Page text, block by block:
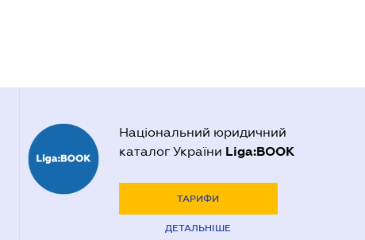
Національний юридичний
каталог України Liga:BOOK
ТАРИФИ
ДЕТАЛЬНІШЕ